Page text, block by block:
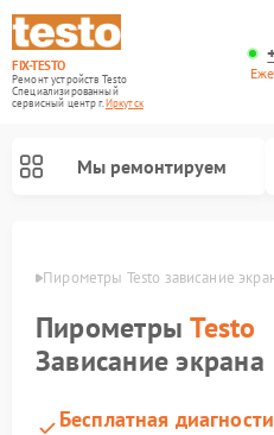
FIX-TESTO
Ремонт устройств Testo
Специализированный
cервисный центр г.Иркутск
Мы ремонтируем
Пирометры Testo зависание
ПирометрыTesto
Зависание экрана
Бесплатная